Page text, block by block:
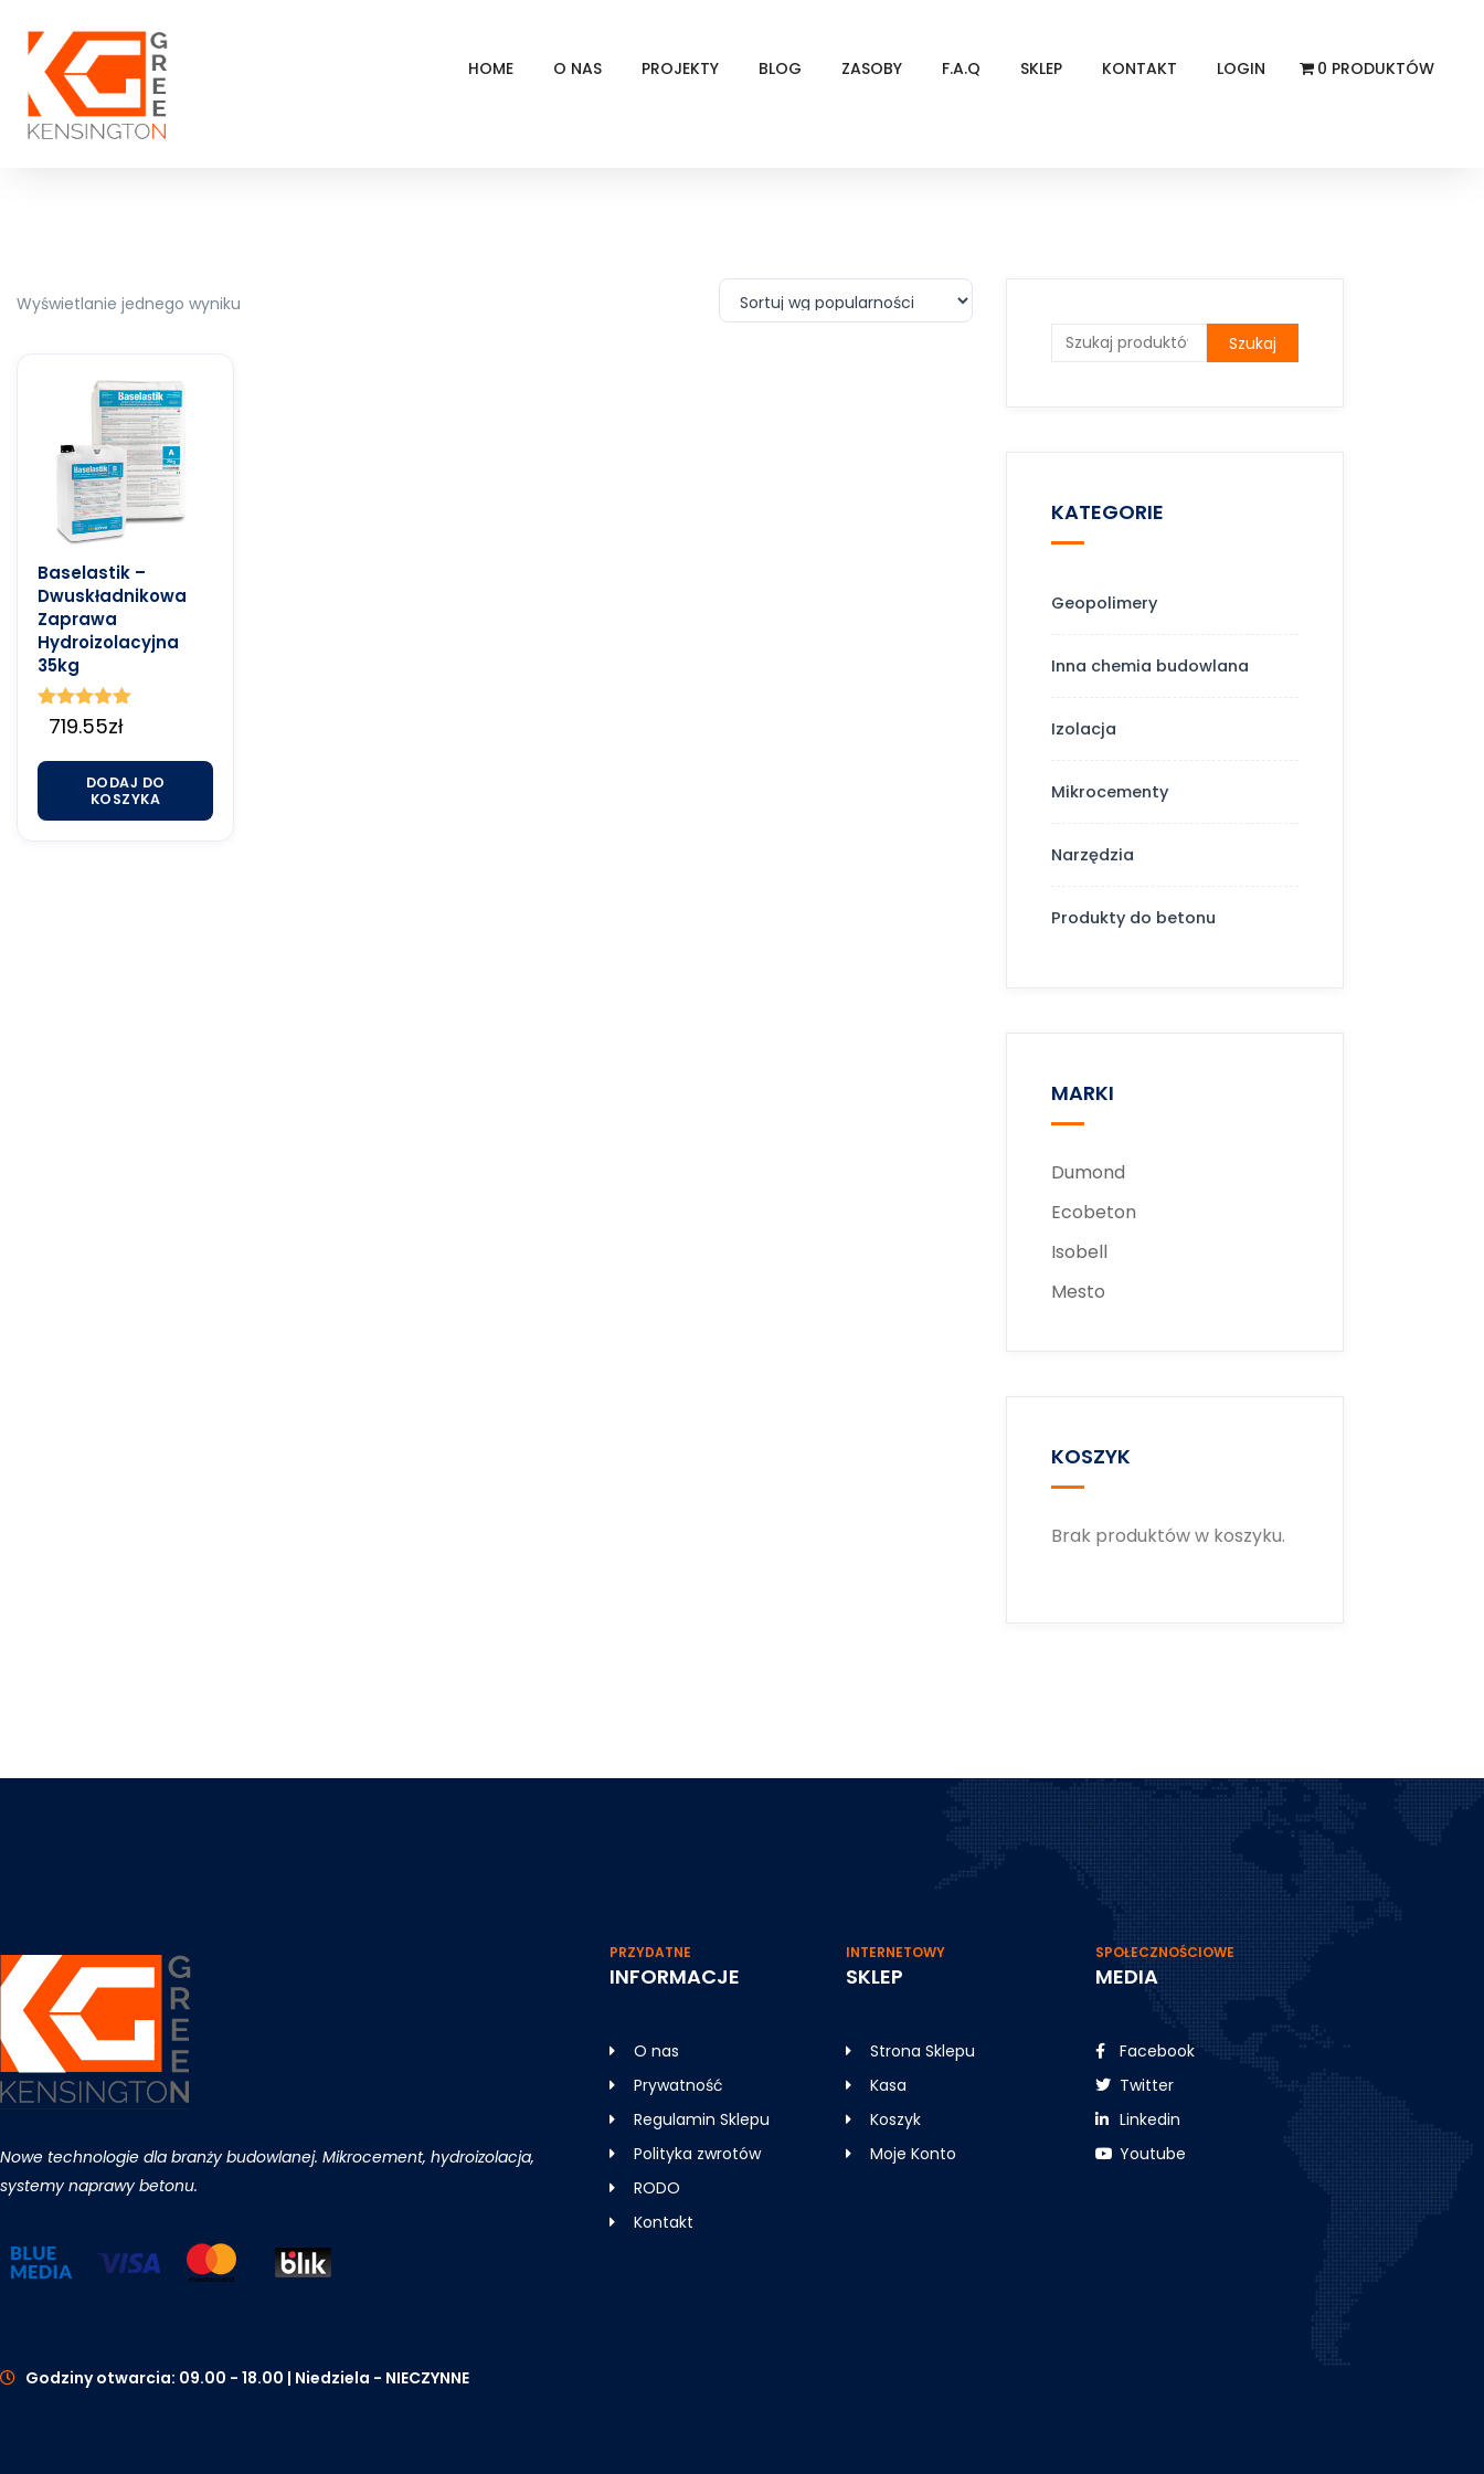
HOME O NAS PROJEKTY BLOG ZASOBY F.A.Q SKLEP KONTAKT LOGIN 0 PRODUKTÓW
Wyświetlanie jednego wyniku
Baselastik –
Dwuskładnikowa
Zaprawa
Hydroizolacyjna
35kg
Oceniono
5.00
719.55zł
DODAJ DO
KOSZYKA
Szukaj
KATEGORIE
Geopolimery
Inna chemia budowlana
Izolacja
Mikrocementy
Narzędzia
Produkty do betonu
MARKI
Dumond
Ecobeton
Isobell
Mesto
KOSZYK
Brak produktów w koszyku.
Nowe technologie dla branży budowlanej. Mikrocement, hydroizolacja,
systemy naprawy betonu.
Godziny otwarcia: 09.00 - 18.00 | Niedziela - NIECZYNNE
PRZYDATNE
INFORMACJE
O nas
Prywatność
Regulamin Sklepu
Polityka zwrotów
RODO
Kontakt
INTERNETOWY
SKLEP
Strona Sklepu
Kasa
Koszyk
Moje Konto
SPOŁECZNOŚCIOWE
MEDIA
Facebook
Twitter
Linkedin
Youtube